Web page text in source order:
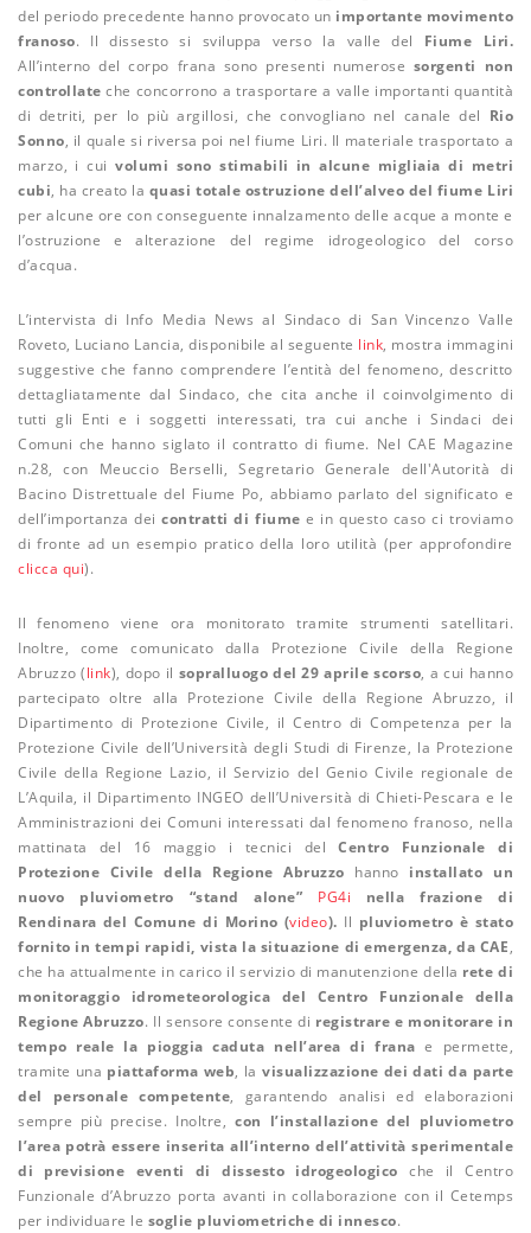
del periodo precedente hanno provocato un importante movimento
franoso. Il dissesto si sviluppa verso la valle del Fiume Liri.
All’interno del corpo frana sono presenti numerose sorgenti non
controllateche concorrono a trasportare a valle importanti quantità
di detriti, per lo più argillosi, che convogliano nel canale del Rio
Sonno, il quale si riversa poi nel fiume Liri. Il materiale trasportato a
marzo, i cuivolumi sono stimabili in alcune migliaia di metri
cubi, ha creato la quasi totale ostruzione dell’alveo del fiume Liri
per alcune ore con conseguente innalzamento delle acque a monte e
l’ostruzione e alterazione del regime idrogeologico del corso
d’acqua.
L’intervista di Info Media News al Sindaco di San Vincenzo Valle
Roveto, Luciano Lancia, disponibile al seguente link, mostra immagini
suggestive che fanno comprendere l’entità del fenomeno, descritto
dettagliatamente dal Sindaco, che cita anche il coinvolgimento di
tutti gli Enti e i soggetti interessati, tra cui anche i Sindaci dei
Comuni che hanno siglato il contratto di fiume. Nel CAE Magazine
n.28, con Meuccio Berselli, Segretario Generale dell'Autorità di
Bacino Distrettuale del Fiume Po, abbiamo parlato del significato e
dell’importanza deicontratti di fiume e in questo caso ci troviamo
di fronte ad un esempio pratico della loro utilità (per approfondire
clicca qui).
Il fenomeno viene ora monitorato tramite strumenti satellitari.
Inoltre, come comunicato dalla Protezione Civile della Regione
Abruzzo (link), dopo il sopralluogo del 29 aprile scorso, a cui hanno
partecipato oltre alla Protezione Civile della Regione Abruzzo, il
Dipartimento di Protezione Civile, il Centro di Competenza per la
Protezione Civile dell’Università degli Studi di Firenze, la Protezione
Civile della Regione Lazio, il Servizio del Genio Civile regionale de
L’Aquila, il Dipartimento INGEO dell’Università di Chieti-Pescara e le
Amministrazioni dei Comuni interessati dal fenomeno franoso, nella
mattinata del 16 maggio i tecnici delCentro Funzionale di
Protezione Civile della Regione Abruzzo hanno installato un
nuovo pluviometro “stand alone” PG4i nella frazione di
Rendinara del Comune di Morino (video). Il pluviometro è stato
fornito in tempi rapidi, vista la situazione di emergenza, da CAE,
che ha attualmente in carico il servizio di manutenzione della rete di
monitoraggio idrometeorologica del Centro Funzionale della
Regione Abruzzo. Il sensore consente di registrare e monitorare in
tempo reale la pioggia caduta nell’area di frana e permette,
tramite una piattaforma web, lavisualizzazione dei dati da parte
del personale competente, garantendo analisi ed elaborazioni
sempre più precise. Inoltre,con l’installazione del pluviometro
l’area potrà essere inserita all’interno dell’attività sperimentale
di previsione eventi di dissesto idrogeologico che il Centro
Funzionale d’Abruzzo porta avanti in collaborazione con il Cetemps
per individuare le soglie pluviometriche di innesco.